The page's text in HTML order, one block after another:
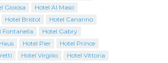
Gioiosa
Hotel Al Maso
Hotel Bristol
Hotel Canarino
Fontanella
Hotel Gabry
Hotel Pier
Hotel Prince
Hotel Virgilio
Hotel Vittoria